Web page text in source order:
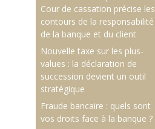
Cour de cassation précise les
contours de la responsabilité
de la banque et du client
Nouvelle taxe sur les plus-
values : la déclaration de
succession devient un outil
stratégique
Fraude bancaire : quels sont
vos droits face à la banque ?